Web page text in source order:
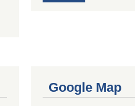
Google Map